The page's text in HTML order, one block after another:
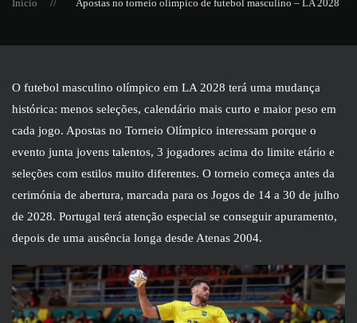
Início Apostas no torneio olímpico de futebol masculino – LA 2028
O futebol masculino olímpico em LA 2028 terá uma mudança
histórica: menos seleções, calendário mais curto e maior peso em
cada jogo. Apostas no Torneio Olímpico interessam porque o
evento junta jovens talentos, 3 jogadores acima do limite etário e
seleções com estilos muito diferentes. O torneio começa antes da
cerimónia de abertura, marcada para os Jogos de 14 a 30 de julho
de 2028. Portugal terá atenção especial se conseguir apuramento,
depois de uma ausência longa desde Atenas 2004.